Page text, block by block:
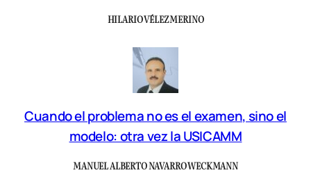
HILARIO VÉLEZ MERINO
Cuando el problema no es el examen, sino el
modelo: otra vez la USICAMM
MANUEL ALBERTO NAVARRO WECKMANN